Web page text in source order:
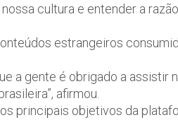
cultura e entender a
estrangeiros
a gente é obrigado a assistir
afirmou.
principais objetivos da